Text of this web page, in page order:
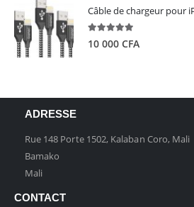
10 000 CFA
ADRESSE
Rue 148 Porte 1502, Kalaban Coro, Mali
Bamako
Mali
CONTACT